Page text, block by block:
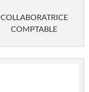
COLLABORATRICE
COMPTABLE